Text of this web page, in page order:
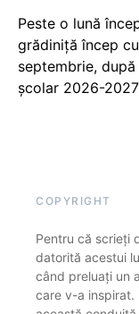
Peste o lună
grădiniță încep
septembrie,
școlar 2026-
COPYRIGHT
Pentru că scrieți
datorită acestui
când preluați un
care v-a inspirat.